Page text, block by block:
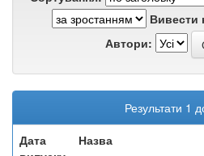
Вивести
Автори:
Результати 1
Дата
Назва